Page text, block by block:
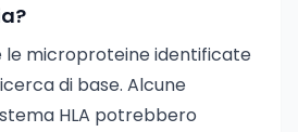
microproteine identificate
di base. Alcune
HLA potrebbero